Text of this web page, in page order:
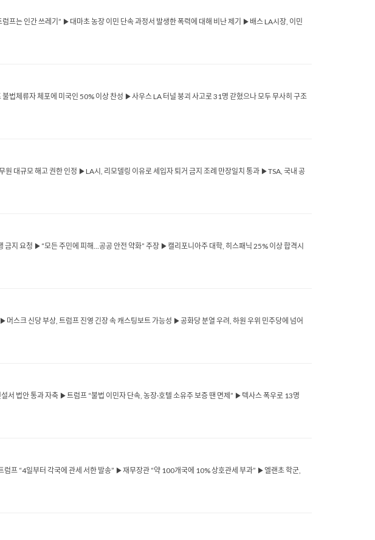
프는 인간 쓰레기” ▶대마초 농장 이민 단속 과정서 발생한 폭력에 대해 비난 제기 ▶배스 LA시장, 이민
법체류자 체포에 미국인 50% 이상 찬성 ▶사우스 LA 터널 붕괴 사고로 31명 갇혔으나 모두 무사히 구조
대규모 해고 권한 인정 ▶LA시, 리모델링 이유로 세입자 퇴거 금지 조례 만장일치 통과 ▶TSA, 국내 공
지 요청 ▶“모든 주민에 피해…공공 안전 약화” 주장 ▶캘리포니아주 대학, 히스패닉 25% 이상 합격시
스크 신당 부상, 트럼프 진영 긴장 속 캐스팅보트 가능성 ▶공화당 분열 우려, 하원 우위 민주당에 넘어
법안 통과 자축 ▶트럼프 “불법 이민자 단속, 농장·호텔 소유주 보증 땐 면제” ▶텍사스 폭우로 13명
“4일부터 각국에 관세 서한 발송” ▶재무장관 “약 100개국에 10% 상호관세 부과” ▶엘랜초 학군,